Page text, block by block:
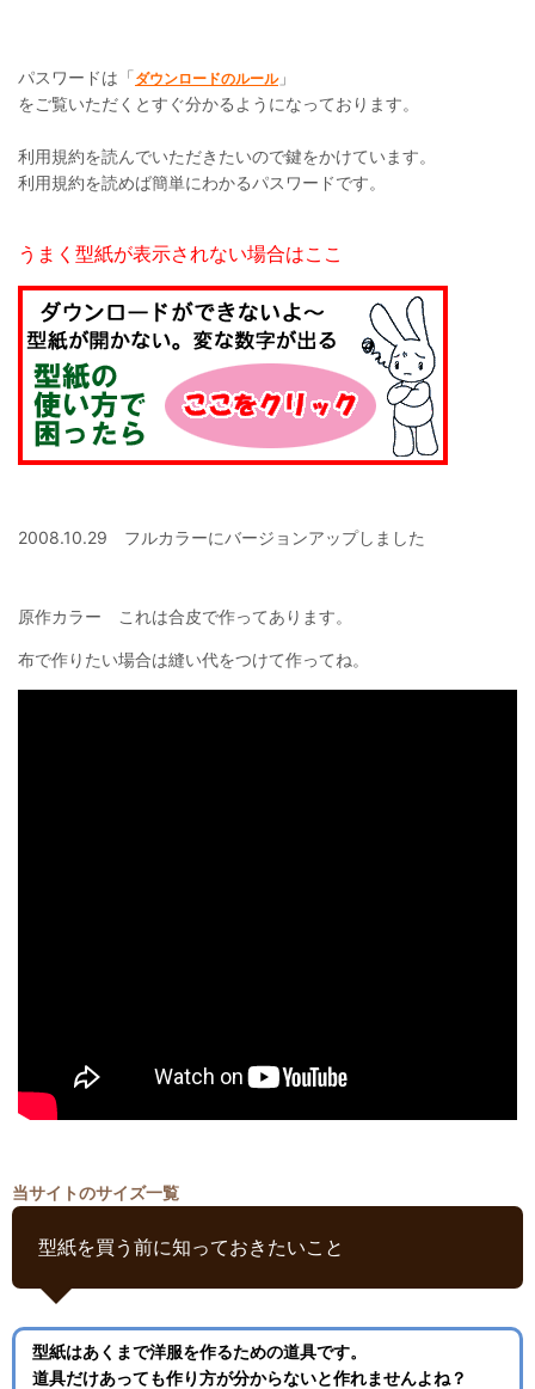
パスワードは「ダウンロードのルール」
をご覧いただくとすぐ分かるようになっております。
利用規約を読んでいただきたいので鍵をかけています。
利用規約を読めば簡単にわかるパスワードです。
うまく型紙が表示されない場合はここ
2008.10.29 フルカラーにバージョンアップしました
原作カラー これは合皮で作ってあります。
布で作りたい場合は縫い代をつけて作ってね。
当サイトのサイズ一覧
型紙を買う前に知っておきたいこと
型紙はあくまで洋服を作るための道具です。
道具だけあっても作り方が分からないと作れませんよね？